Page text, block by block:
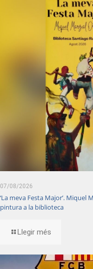
07/08/2026
‘La meva Festa Major’.
pintura a la biblioteca
Llegir més